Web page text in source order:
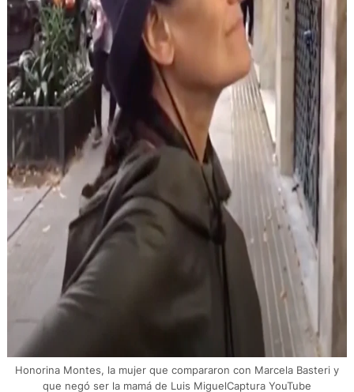
Honorina Montes, la mujer que compararon con Marcela Basteri y
que negó ser la mamá de Luis MiguelCaptura YouTube